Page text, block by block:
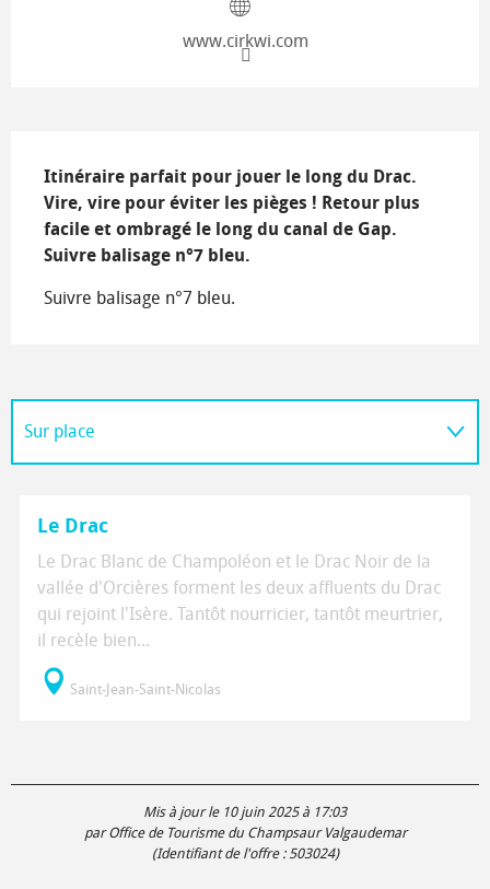
www.cirkwi.com
Itinéraire parfait pour jouer le long du Drac.
Vire, vire pour éviter les pièges ! Retour plus
facile et ombragé le long du canal de Gap.
Suivre balisage n°7 bleu.
Suivre balisage n°7 bleu.
Sur place
Le Drac
Le Drac Blanc de Champoléon et le Drac Noir de la
vallée d'Orcières forment les deux affluents du Drac
qui rejoint l'Isère. Tantôt nourricier, tantôt meurtrier,
il recèle bien...
Saint-Jean-Saint-Nicolas
Mis à jour le 10 juin 2025 à 17:03
par Office de Tourisme du Champsaur Valgaudemar
(Identifiant de l'offre : 503024)